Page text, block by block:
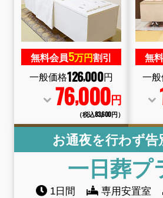
無料会員5万円割引
一般価格126,000円
76,000円
（税込83,600円）
無
一
お通夜を行わず告
一日葬プ
1日間 専用安置室